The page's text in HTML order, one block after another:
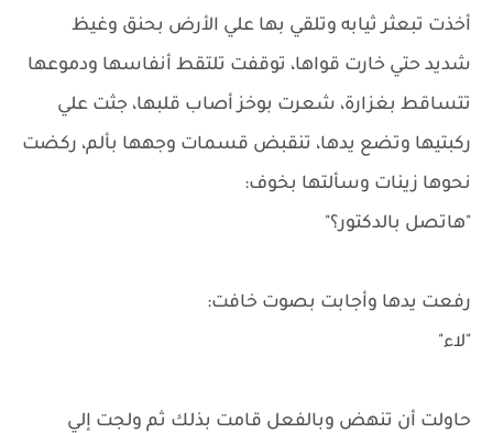
أخذت تبعثر ثيابه وتلقي بها علي الأرض بحنق وغيظ
شديد حتي خارت قواها، توقفت تلتقط أنفاسها ودموعها
تتساقط بغزارة، شعرت بوخز أصاب قلبها، جثت علي
ركبتيها وتضع يدها، تنقبض قسمات وجهها بألم، ركضت
نحوها زينات وسألتها بخوف:
"هاتصل بالدكتور؟"
رفعت يدها وأجابت بصوت خافت:
"لاء"
حاولت أن تنهض وبالفعل قامت بذلك ثم ولجت إلي